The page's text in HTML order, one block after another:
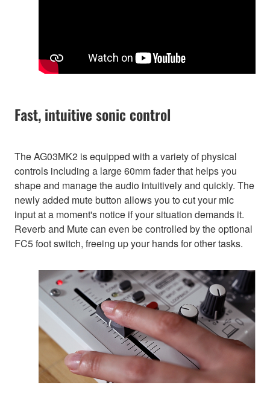
Fast, intuitive sonic control
The AG03MK2 is equipped with a variety of physical
controls including a large 60mm fader that helps you
shape and manage the audio intuitively and quickly. The
newly added mute button allows you to cut your mic
input at a moment's notice if your situation demands it.
Reverb and Mute can even be controlled by the optional
FC5 foot switch, freeing up your hands for other tasks.